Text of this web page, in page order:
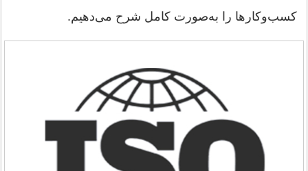
کسب‌وکارها را به‌صورت کامل شرح می‌دهیم.